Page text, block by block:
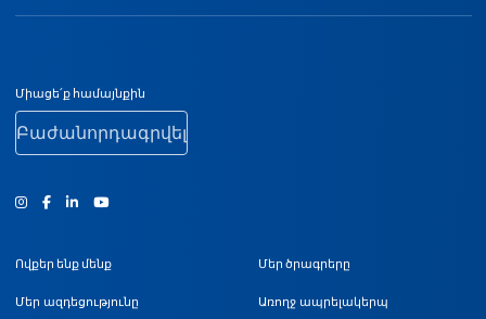
Ստորին էջի նավիգացիա
Միացե՛ք համայնքին
Բաժանորդագրվել
Ինստագրամ
ՖեյսբուքՅություբ
Ովքեր ենք մենք
Մեր ազդեցությունը
Մեր ծրագրերը
Առողջ ապրելակերպ